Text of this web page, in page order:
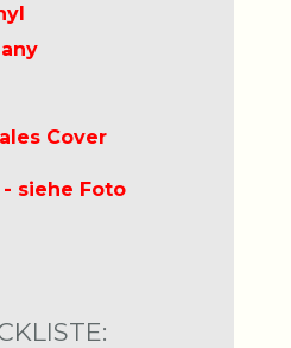
Cover
- siehe Foto